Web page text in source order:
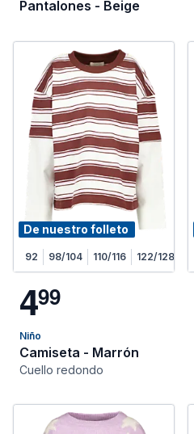
Pantalones - Beige
De nuestro folleto
92 98/104 110/116 122/128
499
Niño
Camiseta - Marrón
Cuello redondo